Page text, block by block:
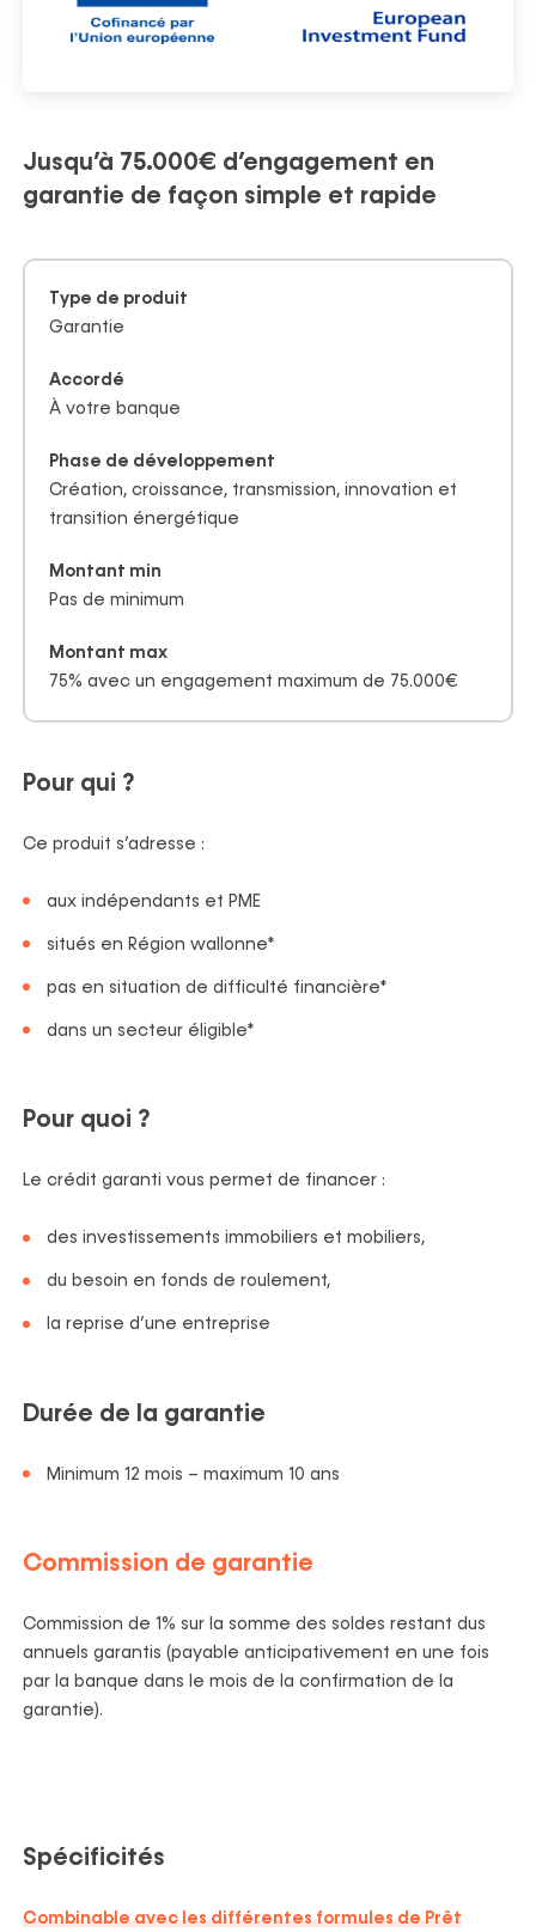
ESG
Jusqu’à 75.000€ d’engagement en
garantie de façon simple et rapide
Type de produit
Garantie
Accordé
À votre banque
Phase de développement
Création, croissance, transmission, innovation et
transition énergétique
Montant min
Pas de minimum
Montant max
75% avec un engagement maximum de 75.000€
Pour qui ?
Ce produit s’adresse :
aux indépendants et PME
situés en Région wallonne*
pas en situation de difficulté financière*
dans un secteur éligible*
Pour quoi ?
Le crédit garanti vous permet de financer :
des investissements immobiliers et mobiliers,
du besoin en fonds de roulement,
la reprise d’une entreprise
Durée de la garantie
Minimum 12 mois – maximum 10 ans
Commission de garantie
Commission de 1% sur la somme des soldes restant dus
annuels garantis (payable anticipativement en une fois
par la banque dans le mois de la confirmation de la
garantie).
Spécificités
Combinable avec les différentes formules de Prêt